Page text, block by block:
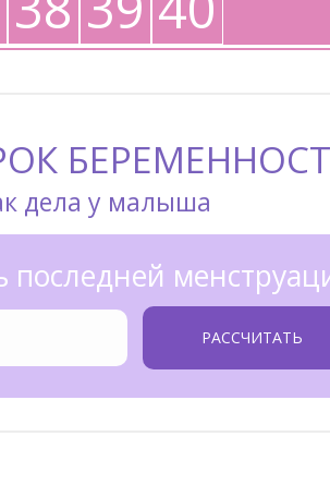
дела у малыша